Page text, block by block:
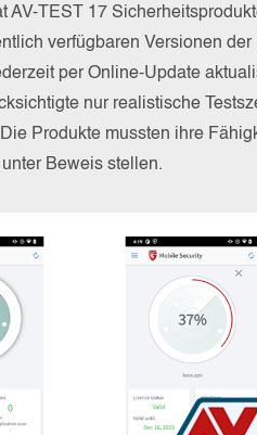
AV-TEST 17
verfügbaren Versionen
per Online-Update
nur realistische
Produkte mussten ihre
Beweis stellen.